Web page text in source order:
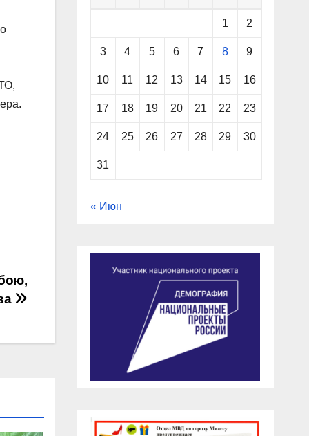
1 2
3 4 5 6 7 8 9
10 11 12 13 14 15 16
17 18 19 20 21 22 23
24 25 26 27 28 29 30
31
« Июн